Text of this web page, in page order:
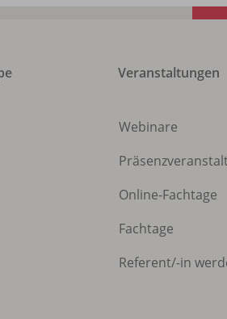
Veranstaltungen
Webinare
Online-Fachtage
Fachtage
Referent/-in